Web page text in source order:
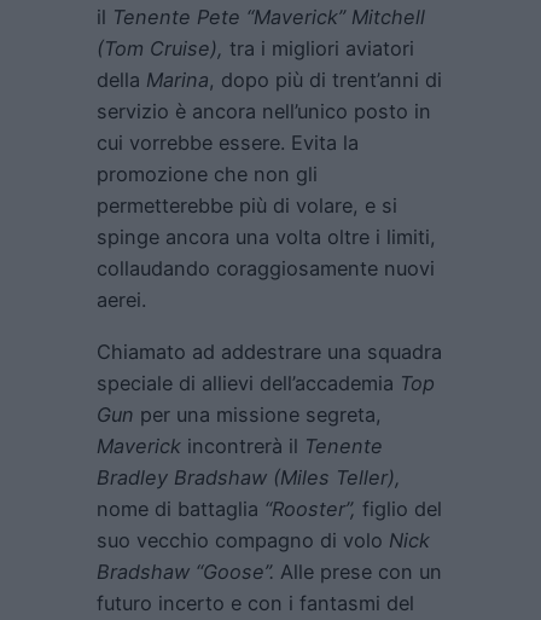
il Tenente Pete “Maverick” Mitchell
(Tom Cruise), tra i migliori aviatori
della Marina, dopo più di trent’anni di
servizio è ancora nell’unico posto in
cui vorrebbe essere. Evita la
promozione che non gli
permetterebbe più di volare, e si
spinge ancora una volta oltre i limiti,
collaudando coraggiosamente nuovi
aerei.
Chiamato ad addestrare una squadra
speciale di allievi dell’accademia Top
Gun per una missione segreta,
Maverick incontrerà il Tenente
Bradley Bradshaw (Miles Teller),
nome di battaglia “Rooster”, figlio del
suo vecchio compagno di volo Nick
Bradshaw “Goose”. Alle prese con un
futuro incerto e con i fantasmi del